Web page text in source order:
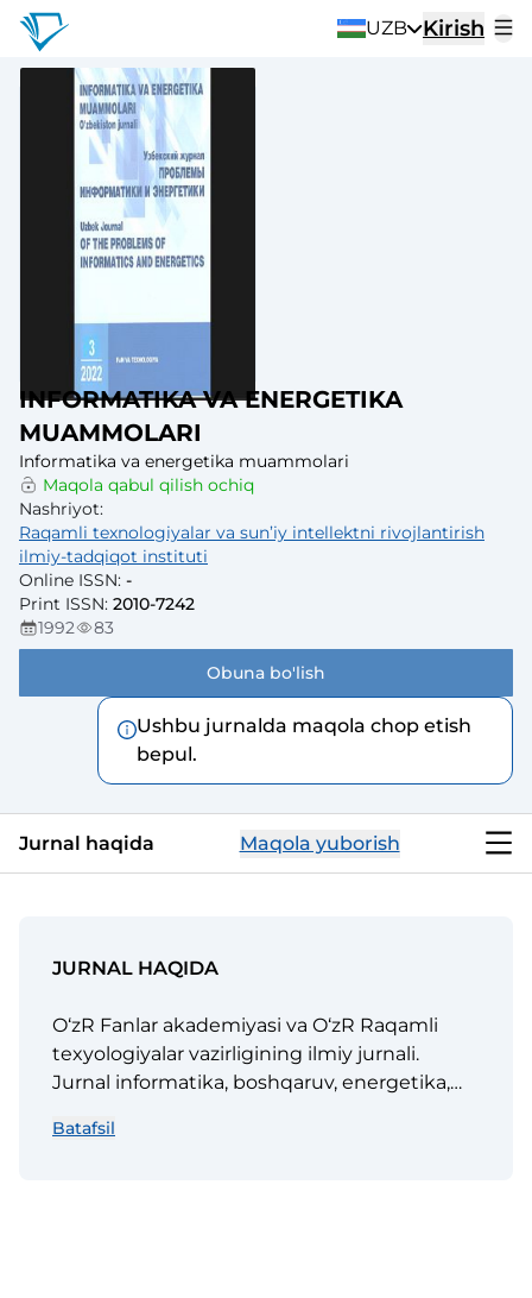
UZB Kirish
INFORMATIKA VA ENERGETIKA
MUAMMOLARI
Informatika va energetika muammolari
Maqola qabul qilish ochiq
Nashriyot:
Raqamli texnologiyalar va sun’iy intellektni rivojlantirish
ilmiy-tadqiqot instituti
Online ISSN: -
Print ISSN: 2010-7242
1992
83
Obuna bo'lish
Ushbu jurnalda maqola chop etish
bepul.
Jurnal haqida Maqola yuborish
JURNAL HAQIDA
O‘zR Fanlar akademiyasi va O‘zR Raqamli
texyologiyalar vazirligining ilmiy jurnali.
Jurnal informatika, boshqaruv, energetika,
texnologiyalar yo‘na-lishlari bo‘yicha
Batafsil